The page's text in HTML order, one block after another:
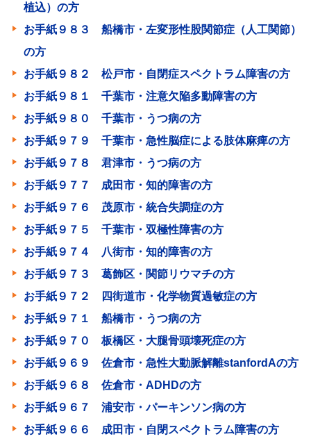
植込）の方
お手紙９８３ 船橋市・左変形性股関節症（人工関節）
の方
お手紙９８２ 松戸市・自閉症スペクトラム障害の方
お手紙９８１ 千葉市・注意欠陥多動障害の方
お手紙９８０ 千葉市・うつ病の方
お手紙９７９ 千葉市・急性脳症による肢体麻痺の方
お手紙９７８ 君津市・うつ病の方
お手紙９７７ 成田市・知的障害の方
お手紙９７６ 茂原市・統合失調症の方
お手紙９７５ 千葉市・双極性障害の方
お手紙９７４ 八街市・知的障害の方
お手紙９７３ 葛飾区・関節リウマチの方
お手紙９７２ 四街道市・化学物質過敏症の方
お手紙９７１ 船橋市・うつ病の方
お手紙９７０ 板橋区・大腿骨頭壊死症の方
お手紙９６９ 佐倉市・急性大動脈解離stanfordAの方
お手紙９６８ 佐倉市・ADHDの方
お手紙９６７ 浦安市・パーキンソン病の方
お手紙９６６ 成田市・自閉スペクトラム障害の方